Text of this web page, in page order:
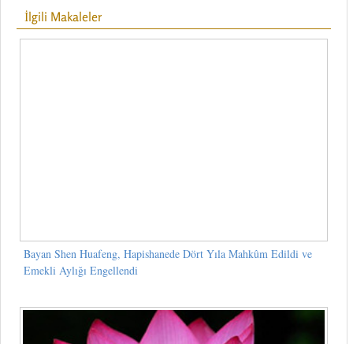
İlgili Makaleler
Bayan Shen Huafeng, Hapishanede Dört Yıla Mahkûm Edildi ve
Emekli Aylığı Engellendi